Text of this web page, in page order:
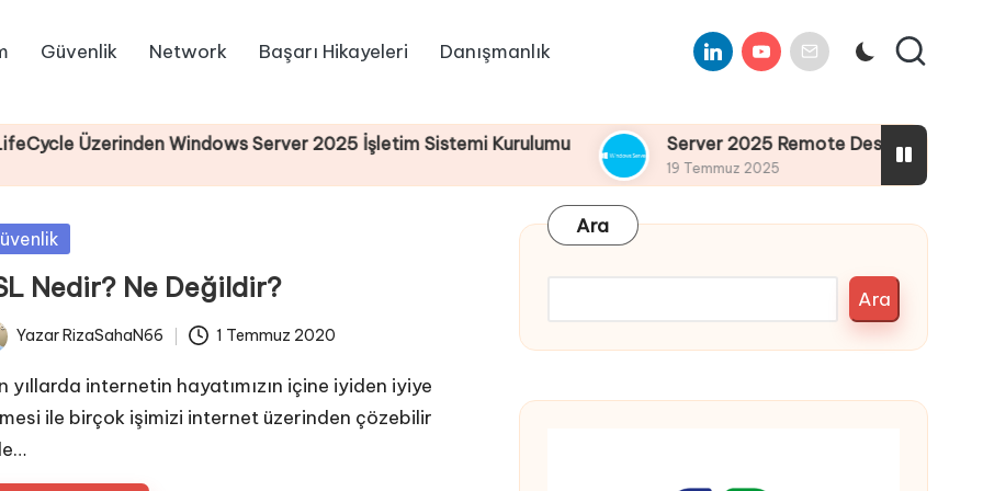
Güvenlik Network Başarı Hikayeleri Danışmanlık LinkedinYoutube
E-
Mail
Windows Server 2025 İşletim Sistemi Kurulumu Server 2025 Remote Desktop Services
19 Temmuz 2025
Nedir? Ne Değildir?
Yazar RizaSahaN66 1 Temmuz 2020
yıllarda internetin hayatımızın içine iyiden iyiye
ile birçok işimizi internet üzerinden çözebilir
Ara
Ara